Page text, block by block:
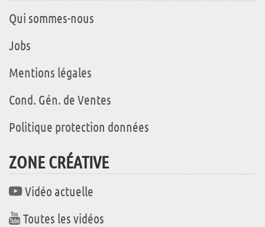
Qui sommes-nous
Jobs
Mentions légales
Cond. Gén. de Ventes
Politique protection données
ZONE CRÉATIVE
Vidéo actuelle
Toutes les vidéos